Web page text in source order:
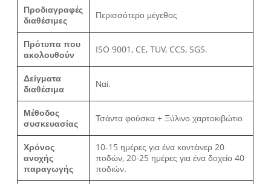
Προδιαγραφές
διαθέσιμες
Περισσότερο μέγεθος
Πρότυπα που
ακολουθούν
ISO 9001, CE, TUV, CCS, SGS.
Δείγματα
διαθέσιμα
Ναί.
Μέθοδος
συσκευασίας
Τσάντα φούσκα + Ξύλινο χαρτοκιβώτιο
Χρόνος
ανοχής
παραγωγής
10-15 ημέρες για ένα κοντέινερ 20
ποδών, 20-25 ημέρες για ένα δοχείο 40
ποδιών.